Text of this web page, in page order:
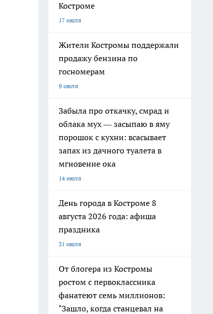
Костроме
17 июля
Жители Костромы поддержали
продажу бензина по
госномерам
9 июля
Забыла про откачку, смрад и
облака мух — засыпаю в яму
порошок с кухни: всасывает
запах из дачного туалета в
мгновение ока
14 июля
День города в Костроме 8
августа 2026 года: афиша
праздника
31 июля
От блогера из Костромы
ростом с первоклассника
фанатеют семь миллионов:
"Зашло, когда станцевал на